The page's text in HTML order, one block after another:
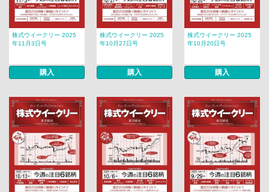
株式ウイークリー 2025
年11月3日号
購入
株式ウイークリー 2025
年10月27日号
購入
株式ウイークリー 2025
年10月20日号
購入